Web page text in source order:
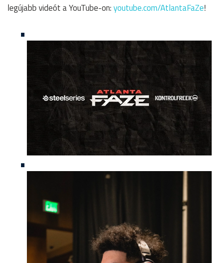
legújabb videót a YouTube-on:youtube.com/AtlantaFaZe!